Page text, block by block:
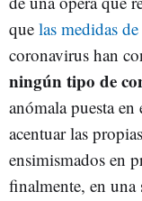
que las medidas
coronavirus han
ningún tipo de
anómala puesta
acentuar las
ensimismados en
finalmente, en